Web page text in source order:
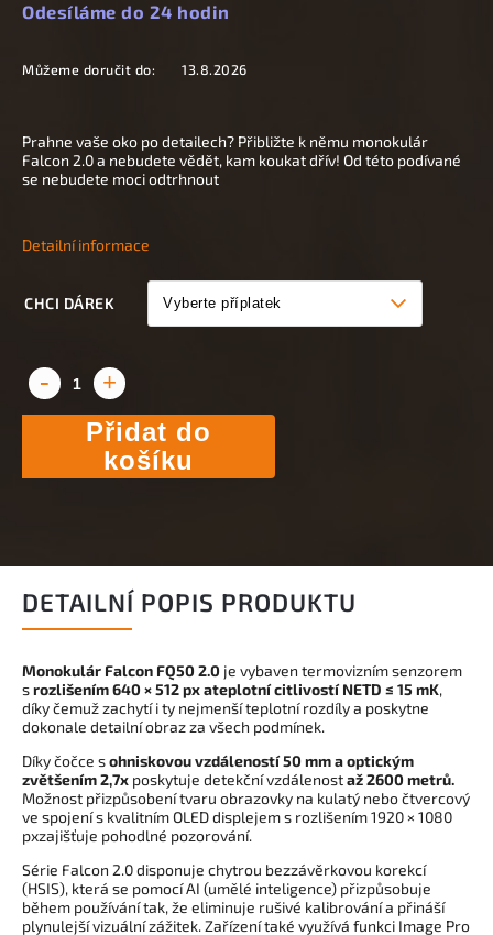
Odesíláme do 24 hodin
Můžeme doručit do: 13.8.2026
CHCI DÁREK
Přidat do
košíku
Prahne vaše oko po detailech? Přibližte k němu monokulár
Falcon 2.0 a nebudete vědět, kam koukat dřív! Od této podívané
se nebudete moci odtrhnout
Detailní informace
DETAILNÍ POPIS PRODUKTU
Monokulár Falcon FQ50 2.0 je vybaven termovizním senzorem
srozlišením 640 × 512 px ateplotní citlivostí NETD ≤ 15 mK,
díky čemuž zachytí i ty nejmenší teplotní rozdíly a poskytne
dokonale detailní obraz za všech podmínek.
Díky čočce sohniskovou vzdáleností 50 mm a optickým
zvětšením 2,7x poskytuje detekční vzdálenostaž 2600 metrů.
Možnost přizpůsobení tvaru obrazovky na kulatý nebo čtvercový
ve spojení s kvalitním OLED displejem s rozlišením 1920 × 1080
pxzajišťuje pohodlné pozorování.
Série Falcon 2.0 disponuje chytrou bezzávěrkovou korekcí
(HSIS), která se pomocí AI (umělé inteligence) přizpůsobuje
během používání tak, že eliminuje rušivé kalibrování a přináší
plynulejší vizuální zážitek. Zařízení také využívá funkci Image Pro